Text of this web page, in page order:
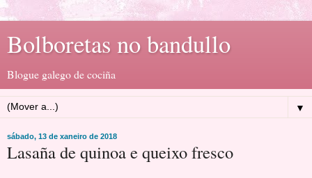
Bolboretas no bandullo
Blogue galego de cociña
▼
sábado, 13 de xaneiro de 2018
Lasaña de quinoa e queixo fresco